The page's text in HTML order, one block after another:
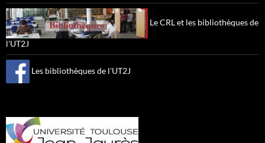
Le CRL et les bibliothèques de
l'UT2J
Les bibliothèques de l'UT2J